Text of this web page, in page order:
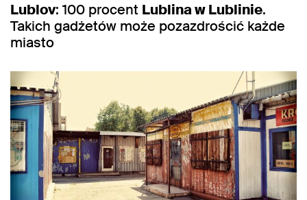
Lublov: 100 procent Lublina w Lublinie.
Takich gadżetów może pozazdrościć każde
miasto